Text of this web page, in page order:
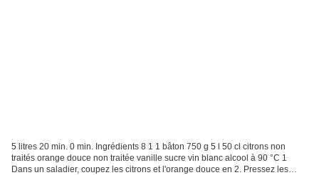
5 litres 20 min. 0 min. Ingrédients 8 1 1 bâton 750 g 5 l 50 cl citrons non
traités orange douce non traitée vanille sucre vin blanc alcool à 90 °C 1
Dans un saladier, coupez les citrons et l'orange douce en 2. Pressez les